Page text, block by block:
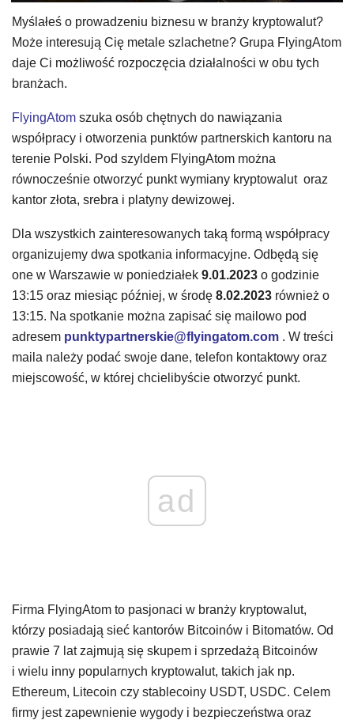
Myślałeś o prowadzeniu biznesu w branży kryptowalut?
Może interesują Cię metale szlachetne? Grupa FlyingAtom
daje Ci możliwość rozpoczęcia działalności w obu tych
branżach.
FlyingAtom szuka osób chętnych do nawiązania
współpracy i otworzenia punktów partnerskich kantoru na
terenie Polski. Pod szyldem FlyingAtom można
równocześnie otworzyć punkt wymiany kryptowalut oraz
kantor złota, srebra i platyny dewizowej.
Dla wszystkich zainteresowanych taką formą współpracy
organizujemy dwa spotkania informacyjne. Odbędą się
one w Warszawie w poniedziałek 9.01.2023 o godzinie
13:15 oraz miesiąc później, w środę 8.02.2023 również o
13:15. Na spotkanie można zapisać się mailowo pod
adresem punktypartnerskie@flyingatom.com . W treści
maila należy podać swoje dane, telefon kontaktowy oraz
miejscowość, w której chcielibyście otworzyć punkt.
ad
Firma FlyingAtom to pasjonaci w branży kryptowalut,
którzy posiadają sieć kantorów Bitcoinów i Bitomatów. Od
prawie 7 lat zajmują się skupem i sprzedażą Bitcoinów
i wielu inny popularnych kryptowalut, takich jak np.
Ethereum, Litecoin czy stablecoiny USDT, USDC. Celem
firmy jest zapewnienie wygody i bezpieczeństwa oraz